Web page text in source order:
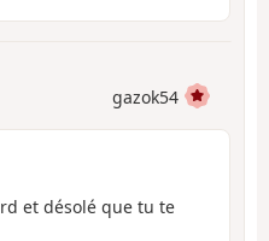
gazok54
et désolé que tu te